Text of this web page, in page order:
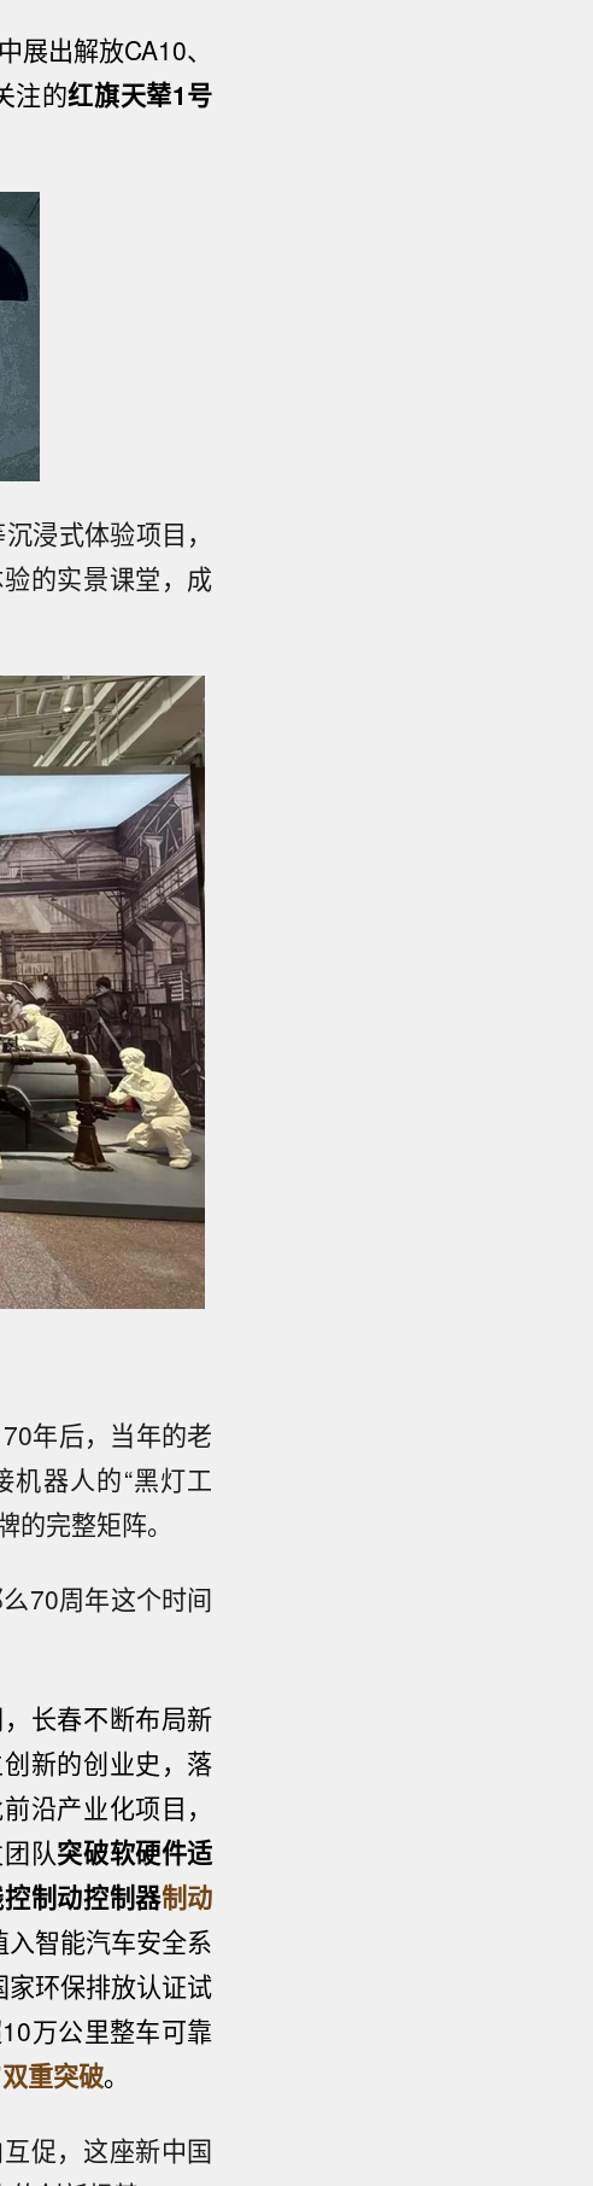
出解放CA10、
注的红旗天辇1号
浸式体验项目，
的实景课堂，成
年后，当年的老
器人的“黑灯工
完整矩阵。
70周年这个时间
长春不断布局新
新的创业史，落
沿产业化项目，
队突破软硬件适
制动控制器制动
入智能汽车安全系
家环保排放认证试
万公里整车可靠
重突破。
促，这座新中国